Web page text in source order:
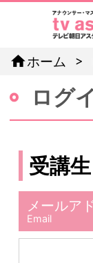
homeホーム
ログ
受講
メールア
Email